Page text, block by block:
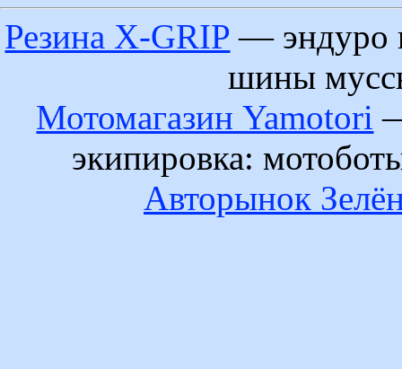
Резина X-GRIP — эндуро
шины
Мотомагазин Yamotori
экипировка:
Авторынок